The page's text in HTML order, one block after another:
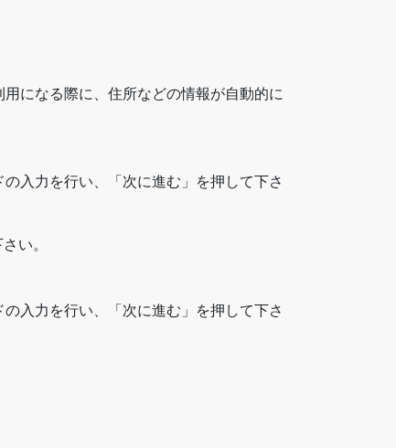
になる際に、住所などの情報が自動的に
入力を行い、「次に進む」を押して下さ
い。
入力を行い、「次に進む」を押して下さ